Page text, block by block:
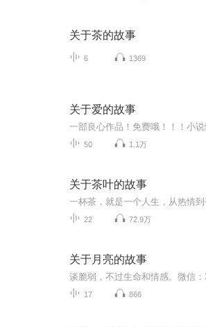
关于茶的故事
6 1369
关于爱的故事
50 1.1万
关于茶叶的故事
22 72.9万
关于月亮的故事
谈脆弱，不过生命和情感。微信
17 866